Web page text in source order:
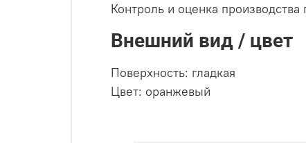
Контроль и оценка
Внешний вид / цвет
Поверхность: гладкая
Цвет: оранжевый